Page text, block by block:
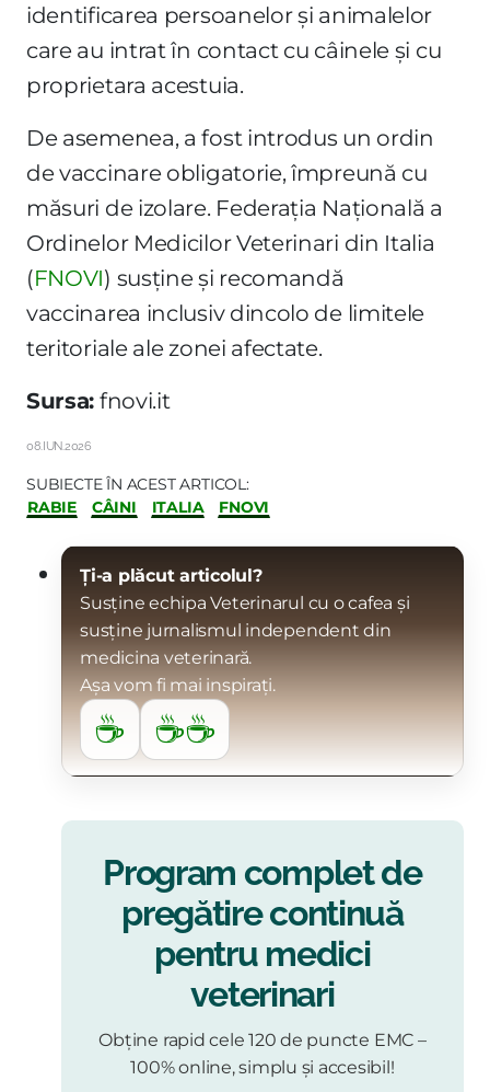
identificarea persoanelor și animalelor
care au intrat în contact cu câinele și cu
proprietara acestuia.
De asemenea, a fost introdus un ordin
de vaccinare obligatorie, împreună cu
măsuri de izolare. Federația Națională a
Ordinelor Medicilor Veterinari din Italia
(FNOVI) susține și recomandă
vaccinarea inclusiv dincolo de limitele
teritoriale ale zonei afectate.
Sursa: fnovi.it
08.IUN.2026
SUBIECTE ÎN ACEST ARTICOL:
RABIE
CÂINI ITALIA FNOVI
Ți-a plăcut articolul?
Susține echipa Veterinarul cu o cafea și
susține jurnalismul independent din
medicina veterinară.
Așa vom fi mai inspirați.
☕ ☕☕
Program complet de
pregătire continuă
pentru medici
veterinari
Obține rapid cele 120 de puncte EMC –
100% online, simplu și accesibil!